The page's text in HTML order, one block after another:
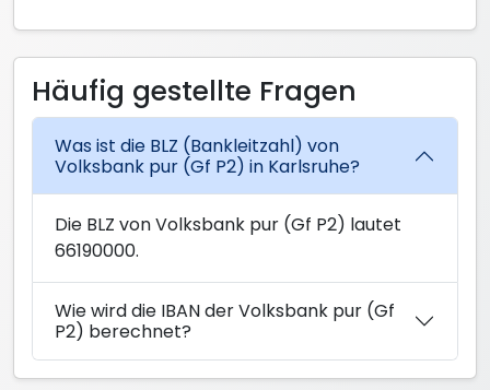
Häufig gestellte Fragen
Was ist die BLZ (Bankleitzahl) von
Volksbank pur (Gf P2) in Karlsruhe?
Die BLZ von Volksbank pur (Gf P2) lautet
66190000.
Wie wird die IBAN der Volksbank pur (Gf
P2) berechnet?